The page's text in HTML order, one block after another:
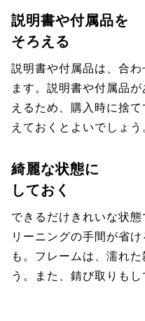
説明書や付属品を
そろえる
説明書や付属品は、合
ます。説明書や付属品
えるため、購入時に捨
えておくとよいでしょう
綺麗な状態に
しておく
できるだけきれいな状
リーニングの手間が省
も。フレームは、濡れ
う。また、錆び取りも